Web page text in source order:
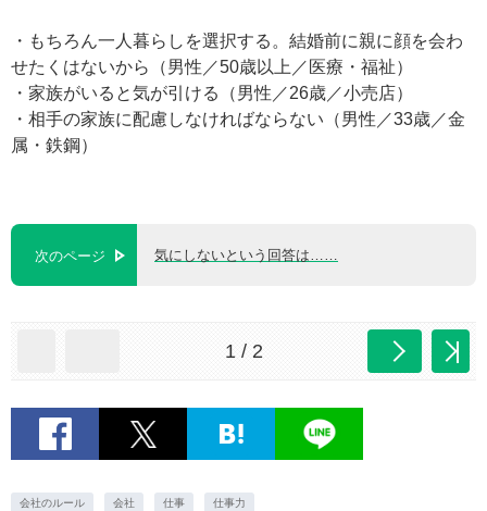
・もちろん一人暮らしを選択する。結婚前に親に顔を会わ
せたくはないから（男性／50歳以上／医療・福祉）
・家族がいると気が引ける（男性／26歳／小売店）
・相手の家族に配慮しなければならない（男性／33歳／金
属・鉄鋼）
次のページ 気にしないという回答は……
1 / 2
会社のルール 会社 仕事 仕事力